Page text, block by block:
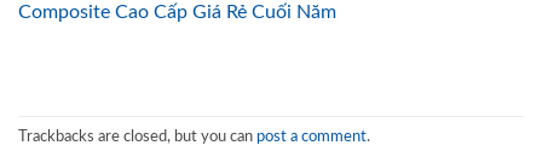
Composite Cao Cấp Giá Rẻ Cuối Năm
Trackbacks are closed, but you can post a comment.